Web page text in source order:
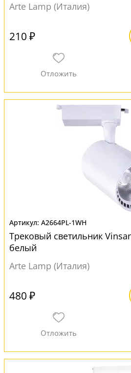
Arte Lamp (Италия)
210 ₽
A2664PL-1WH
Трековый светильник
белый
Arte Lamp (Италия)
480 ₽